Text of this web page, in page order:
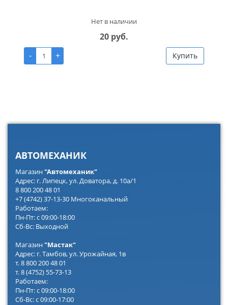
Нет в наличии
20 руб.
-
+ Купить
АВТОМЕХАНИК
Магазин"Автомеханик"
Адрес: г. Липецк, ул. Доватора, д. 10а/1
8 800 200 48 01
+7 (4742) 37-13-30 Многоканальный
Работаем:
Пн-Пт: с 09:00-18:00
Сб-Вс: Выходной
Магазин"Мастак"
Адрес: г. Тамбов, ул. Урожайная, 1в
т. 8 800 200 48 01
т. 8 (4752) 55-73-13
Работаем:
Пн-Пт: с 09:00-18:00
Сб-Вс: с 09:00-17:00